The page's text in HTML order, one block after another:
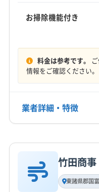
東諸県郡綾町
東諸県郡
(鹿児島県) 霧島市
定休日
不定休
090-5934-4456
お掃除機能付き
料金は参考です。
情報をご確認ください。
業者詳細・特徴
基本情報
代表者名
大嶋伸二
竹田商事
東諸県郡国